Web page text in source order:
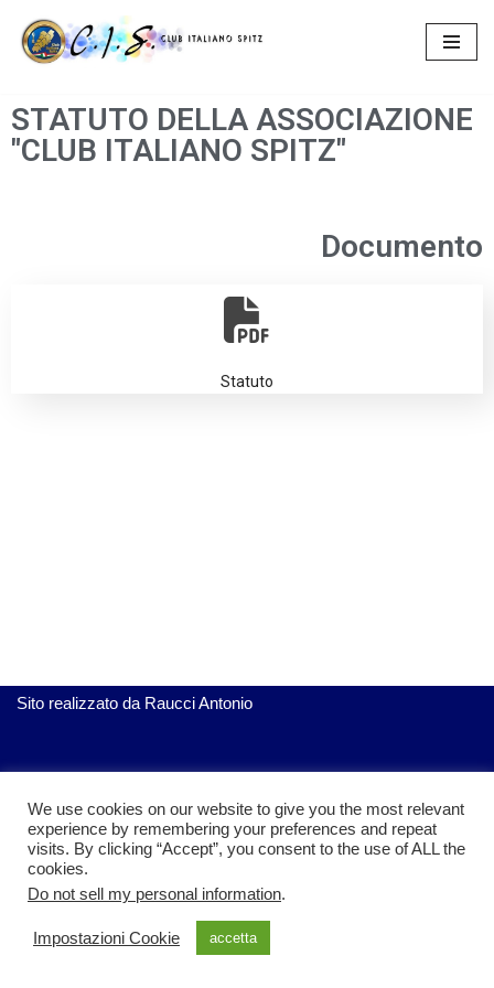
Vai
contenuto
STATUTO DELLA ASSOCIAZIONE
"CLUB ITALIANO SPITZ"
Documento
Statuto
Sito realizzato da Raucci Antonio
We use cookies on our website to give you the most relevant
experience by remembering your preferences and repeat
visits. By clicking “Accept”, you consent to the use of ALL the
cookies.
Do not sell my personal information.
Impostazioni Cookie accetta